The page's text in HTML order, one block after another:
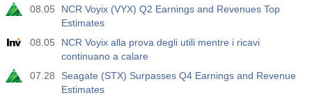
08.05
NCR Voyix (VYX) Q2 Earnings and Revenues Top
Estimates
08.05
NCR Voyix alla prova degli utili mentre i ricavi
continuano a calare
07.28
Seagate (STX) Surpasses Q4 Earnings and Revenue
Estimates